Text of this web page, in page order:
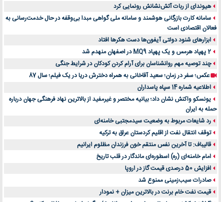
هیوندای از ربات آتش‌نشانش رونمایی کرد
سامانه کارت بازرگانی هوشمند و سامانه ملی گواهی مبدا بی‌وقفه در حال خدمت‌رسانی به
فعالان اقتصادی است
ابزارهای شنود دولتی آیفون‌ها دست هکرها افتاد
2 پهپاد هرمس و یک پهپاد MQ9 در اصفهان منهدم شد
چند توصیه مهم روانشناسان برای آرام کردن کودکان در شرایط جنگی
عکس؛ سفر در زمان؛ سعید آقاخانی به همراه دخترش دریا در یک فیلم؛ سال 87
اطلاعیه شماره 14 سپاه پاسداران
یونسکو واکنش نشان داد؛ بیانیه مختصر و غیرمفید از بالاترین نهاد فرهنگی جهان درباره
حمله به ایران
رد شایعات مربوط به وضعیت سیدمجتبی خامنه‌ای
توقف انتقال نفت از اقلیم کردستان عراق به ترکیه
قالیباف: تا آخرین نفس منتقم خون فرزندان مظلوم ایرانیم
امام خامنه‌ای (ره) اسطوره‌ای ماندگار در قلب تاریخ
افزایش 50 درصدی قیمت گاز در اروپا
صادرات سیب‌زمینی ممنوع شد
قیمت نفت خام برنت در بالاترین میزان + نمودار